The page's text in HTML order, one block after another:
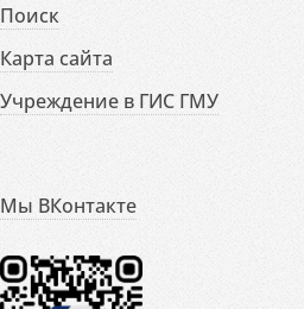
Поиск
Карта сайта
Учреждение в ГИС ГМУ
Мы ВКонтакте